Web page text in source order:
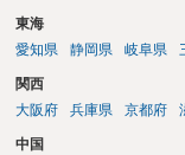
東海
愛知県
静岡県 岐阜県
関西
大阪府
兵庫県 京都府
中国